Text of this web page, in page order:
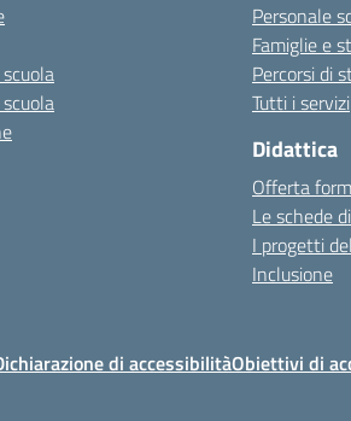
Personale
Famiglie e
Percorsi di
Tutti i servizi
Didattica
Offerta
Le schede
I progetti
Inclusione
di accessibilitàObiettivi di